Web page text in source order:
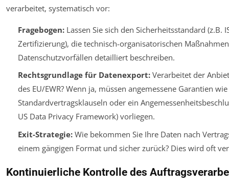
verarbeitet, systematisch vor:
Fragebogen:Lassen Sie sich den Sicherheitsstandard (z.B.
Zertifizierung), die technisch-organisatorischen
Datenschutzvorfällen detailliert beschreiben.
Rechtsgrundlage für Datenexport:Verarbeitet der
des EU/EWR? Wenn ja, müssen angemessene Garantien wie
Standardvertragsklauseln oder ein
US Data Privacy Framework) vorliegen.
Exit-Strategie:Wie bekommen Sie Ihre Daten nach
einem gängigen Format und sicher zurück? Dies wird oft
Kontinuierliche Kontrolle des